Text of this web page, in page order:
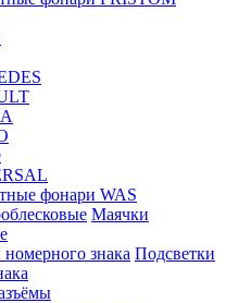
фонари WAS
Маячки
Подсветки